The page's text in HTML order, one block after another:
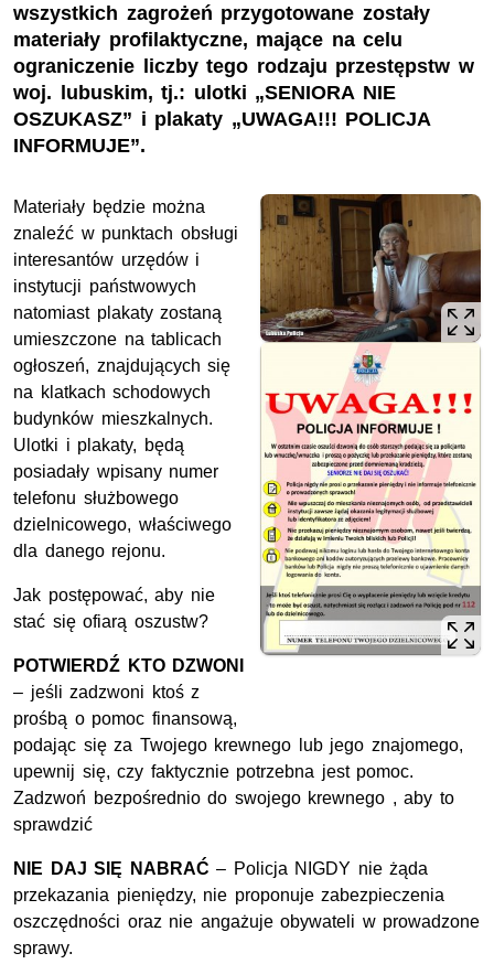
wszystkich zagrożeń przygotowane zostały
materiały profilaktyczne, mające na celu
ograniczenie liczby tego rodzaju przestępstw w
woj. lubuskim, tj.: ulotki „SENIORA NIE
OSZUKASZ” i plakaty „UWAGA!!! POLICJA
INFORMUJE”.
Materiały będzie można
znaleźć w punktach obsługi
interesantów urzędów i
instytucji państwowych
natomiast plakaty zostaną
umieszczone na tablicach
ogłoszeń, znajdujących się
na klatkach schodowych
budynków mieszkalnych.
Ulotki i plakaty, będą
posiadały wpisany numer
telefonu służbowego
dzielnicowego, właściwego
dla danego rejonu.
Jak postępować, aby nie
stać się ofiarą oszustw?
POTWIERDŹ KTO DZWONI
– jeśli zadzwoni ktoś z
prośbą o pomoc finansową,
podając się za Twojego krewnego lub jego znajomego,
upewnij się, czy faktycznie potrzebna jest pomoc.
Zadzwoń bezpośrednio do swojego krewnego , aby to
sprawdzić
NIE DAJ SIĘ NABRAĆ – Policja NIGDY nie żąda
przekazania pieniędzy, nie proponuje zabezpieczenia
oszczędności oraz nie angażuje obywateli w prowadzone
sprawy.